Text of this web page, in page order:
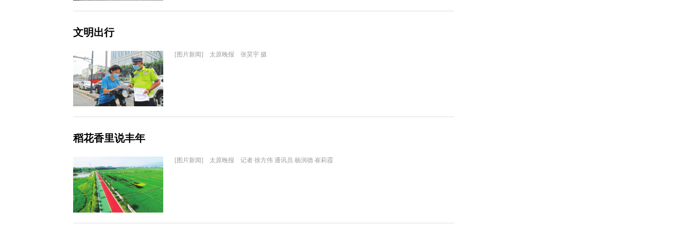
文明出行
[图片新闻] 太原晚报 张昊宇 摄
稻花香里说丰年
[图片新闻] 太原晚报 记者 徐方伟 通讯员 杨润德 崔莉霞